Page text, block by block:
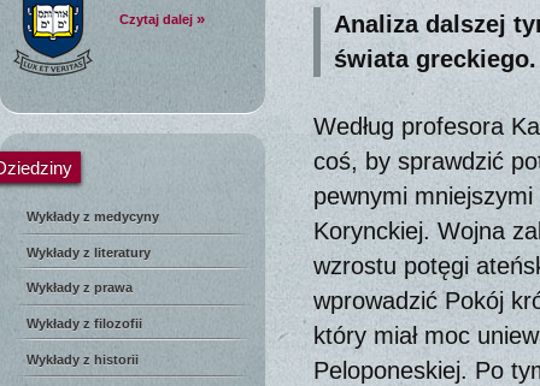
Czytaj dalej »
Wykłady z medycyny
Wykłady z literatury
Wykłady z prawa
Wykłady z filozofii
Wykłady z historii
Analiza dalszej
świata greckiego.
Według profesora
coś, by sprawdzić
pewnymi
Korynckiej. Wojna
wzrostu potęgi
wprowadzić Pokój
który miał moc
Peloponeskiej. Po